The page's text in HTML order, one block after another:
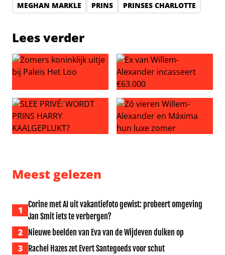
MEGHAN MARKLE
PRINS PRINSES CHARLOTTE
Lees verder
Zomers koninklijk uitje bij Paleis Het LooEx van Willem-Alexander
Meest gelezen
1
Corine met AI uit vakantiefoto gewist: probeert omgeving
Jan Smit iets te verbergen?
2 Nieuwe beelden van Eva van de Wijdeven duiken op
3 Rachel Hazes zet Evert Santegoeds voor schut